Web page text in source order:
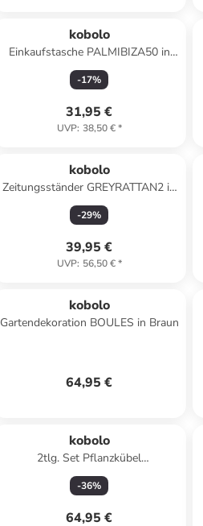
kobolo
Einkaufstasche PALMIBIZA50 in
Braun
-17%
31,95 €
UVP: 38,50 €*
kobolo
Zeitungsständer GREYRATTAN2 in
Grau
-29%
39,95 €
UVP: 56,50 €*
kobolo
Gartendekoration BOULES in Braun
64,95 €
kobolo
2tlg. Set Pflanzkübel
HANDLEBASK2 in Grau
-36%
64,95 €